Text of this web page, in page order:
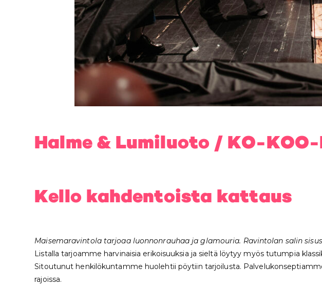
Halme & Lumiluoto / KO-
Kello kahdentoista kattaus
Maisemaravintola tarjoaa luonnonrauhaa ja glamouria. Ravintolan salin
Listalla tarjoamme harvinaisia erikoisuuksia ja sieltä löytyy myös tutumpia
Sitoutunut henkilökuntamme huolehtii pöytiin tarjoilusta.
rajoissa.